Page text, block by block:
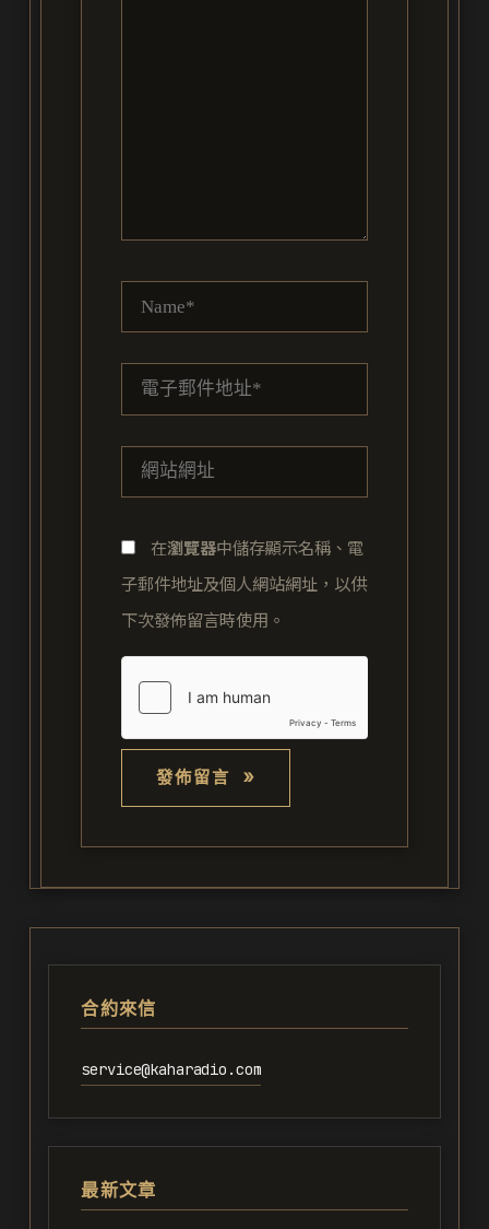
Name*
子
地
*
站
址
在瀏覽器中儲存顯示名稱、電
子郵件地址及個人網站網址，以供
下次發佈留言時使用。
合約來信
service@kaharadio.com
最新文章